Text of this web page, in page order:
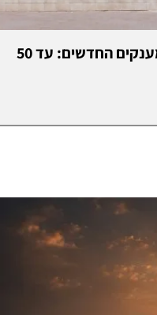
ביטוח לאומי יוצא לדרך עם המענקים החדשים: עד 50